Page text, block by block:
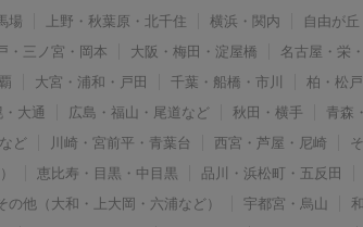
場 上野・秋葉原・北千住 横浜・関内
自由が丘
・三ノ宮・岡本 大阪・梅田・淀屋橋
名古屋・栄
大宮・浦和・戸田 千葉・船橋・市川
柏・松
大通 広島・福山・尾道など 秋田・横手
青森
ど 川崎・宮前平・青葉台 西宮・芦屋・尼崎
恵比寿・目黒・中目黒 品川・浜松町・五反田
の他（大和・上大岡・六浦など） 宇都宮・烏山